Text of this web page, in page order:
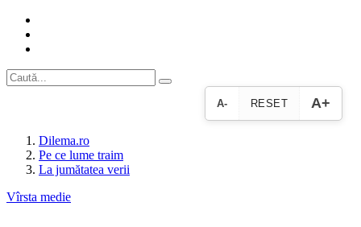
A- RESET A+
Dilema.ro
Pe ce lume traim
La jumătatea verii
Vîrsta medie